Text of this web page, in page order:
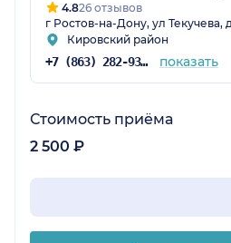
4.826 отзывов
г Ростов-на-Дону, ул Текучева,
Кировский район
+7 (863) 282-93-77 показать
Стоимость приёма
2 500 ₽